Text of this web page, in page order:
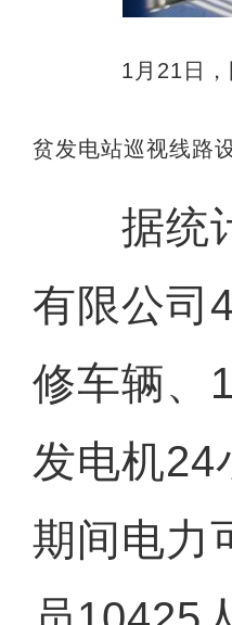
1月21日，国
贫发电站巡视线路
据统计
有限公司
修车辆、
发电机24
期间电力